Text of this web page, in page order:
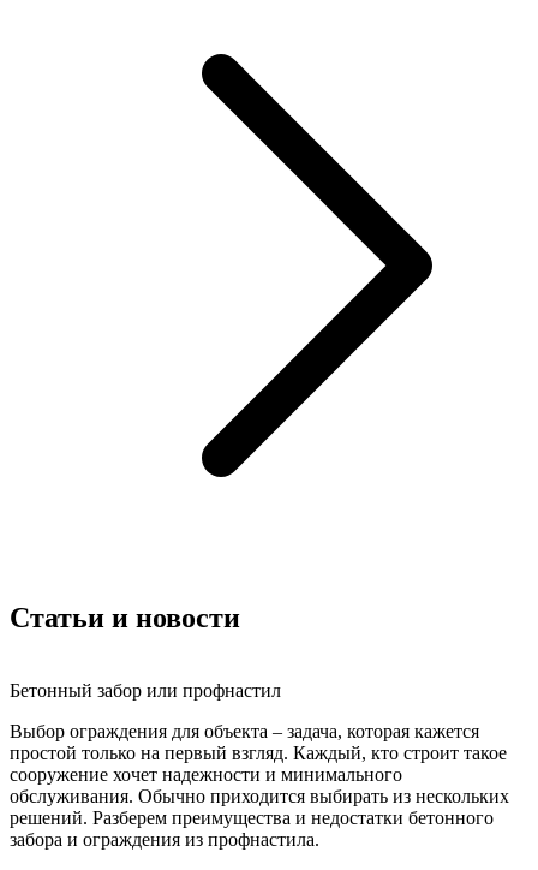
Статьи и новости
Бетонный забор или профнастил
Выбор ограждения для объекта – задача, которая кажется
простой только на первый взгляд. Каждый, кто строит такое
сооружение хочет надежности и минимального
обслуживания. Обычно приходится выбирать из нескольких
решений. Разберем преимущества и недостатки бетонного
забора и ограждения из профнастила.